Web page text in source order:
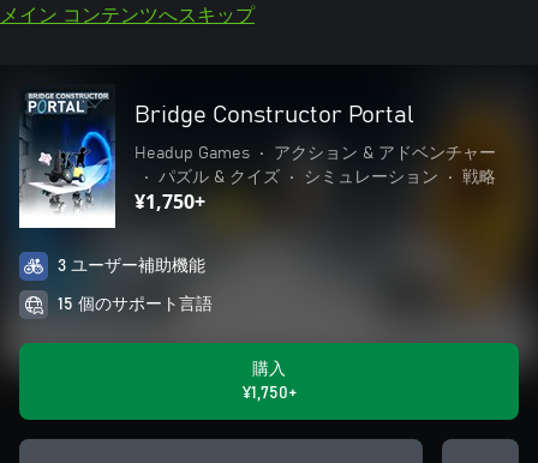
メイン コンテンツへスキップ
Bridge Constructor Portal
Headup Games •
アクション & アドベンチャー
•
パズル & クイズ • シミュレーション • 戦略
¥1,750+
3 ユーザー補助機能
15 個のサポート言語
購入
¥1,750+